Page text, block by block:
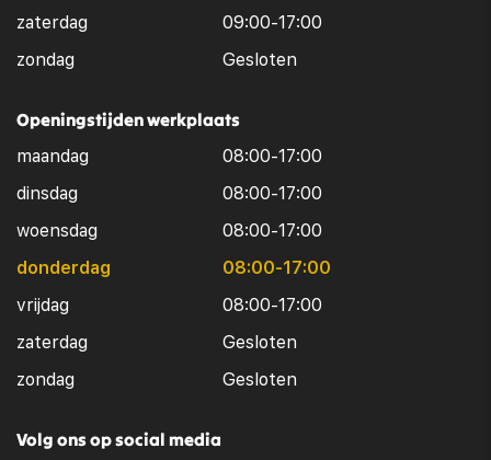
zaterdag
09:00-17:00
zondag
Gesloten
Openingstijden werkplaats
maandag
08:00-17:00
dinsdag
08:00-17:00
woensdag
08:00-17:00
donderdag
08:00-17:00
vrijdag
08:00-17:00
zaterdag
Gesloten
zondag
Gesloten
Volg ons op social media